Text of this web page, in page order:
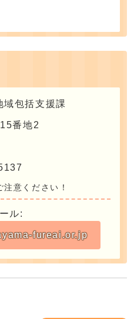
包括支援課
番地2
意ください！
ル:
fureai.or.jp